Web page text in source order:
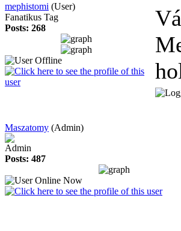
mephistomi (User)
Fanatikus Tag
Posts: 268
Maszatomy (Admin)
Admin
Posts: 487